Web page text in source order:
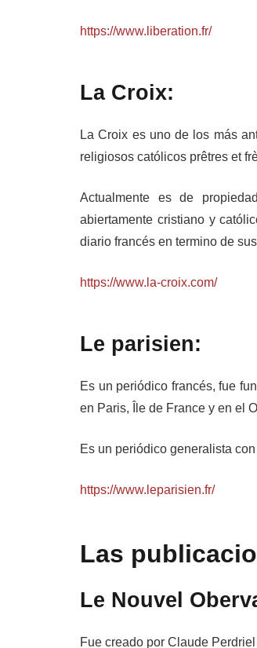
https://www.liberation.fr/
La Croix:
La Croix es uno de los más
religiosos católicos prêtres et
Actualmente es de
abiertamente cristiano y
diario francés en termino de
https://www.la-croix.com/
Le parisien:
Es un periódico francés, fue
en Paris, Île de France y en el
Es un periódico generalista
https://www.leparisien.fr/
Las
Le Nouvel
Fue creado por Claude